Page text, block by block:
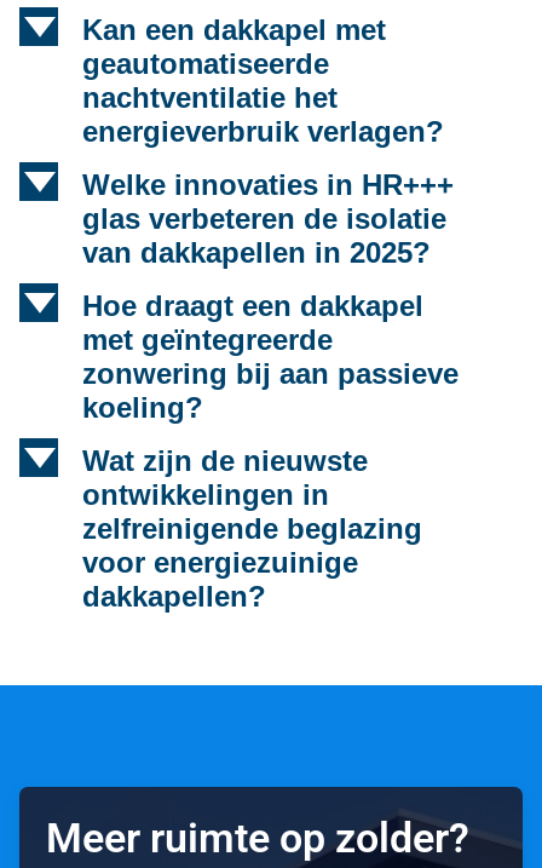
d
Kan een dakkapel met
geautomatiseerde
nachtventilatie het
energieverbruik verlagen?
d
Welke innovaties in HR+++
glas verbeteren de isolatie
van dakkapellen in 2025?
d
Hoe draagt een dakkapel
met geïntegreerde
zonwering bij aan passieve
koeling?
d
Wat zijn de nieuwste
ontwikkelingen in
zelfreinigende beglazing
voor energiezuinige
dakkapellen?
Meer ruimte op zolder?